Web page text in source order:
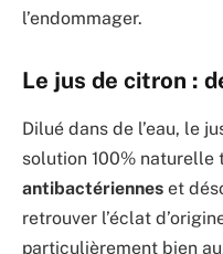
l’endommager.
Le jus de citron :
Dilué dans de l’eau, le
solution 100% naturelle
antibactériennes et
retrouver l’éclat
particulièrement bien